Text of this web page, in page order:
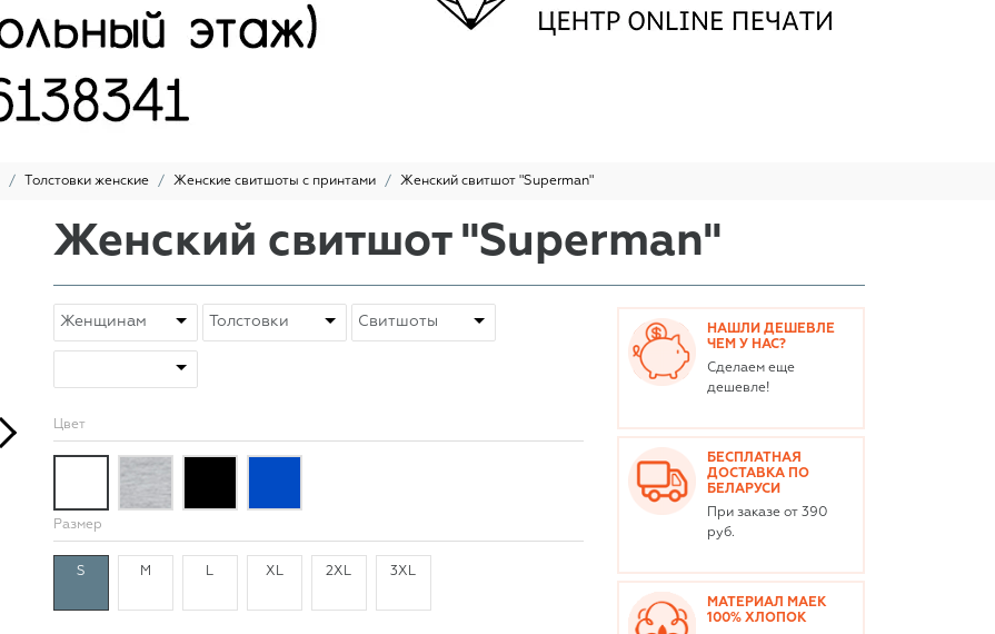
Толстовки женские Женские свитшоты с принтами Женский свитшот "Superman"
Женский свитшот "Superman"
Цвет
Размер
S M L XL 2XL 3XL
НАШЛИ ДЕШЕВЛЕ
ЧЕМ У НАС?
Сделаем еще
дешевле!
БЕСПЛАТНАЯ
ДОСТАВКА ПО
БЕЛАРУСИ
При заказе от 390
руб.
МАТЕРИАЛ МАЕК
100% ХЛОПОК